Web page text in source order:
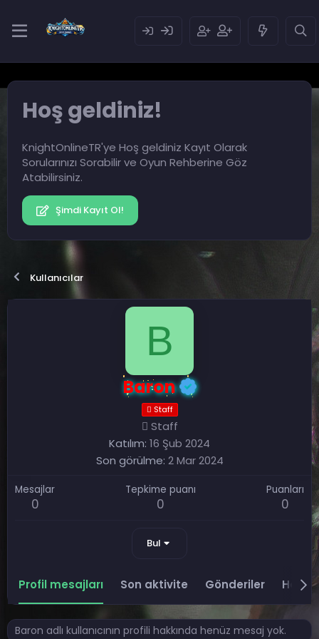
Hoş geldiniz!
KnightOnlineTR'ye Hoş geldiniz Kayıt Olarak
Sorularınızı Sorabilir ve Oyun Rehberine Göz
Atabilirsiniz.
Şimdi Kayıt Ol!
Kullanıcılar
B
Baron
Staff
Staff
Katılım 16 Şub 2024
Son görülme 2 Mar 2024
Mesajlar
0
Tepkime puanı
0
Puanları
0
Bul
Profil mesajları Son aktivite Gönderiler
Baron adlı kullanıcının profili hakkında henüz mesaj yok.